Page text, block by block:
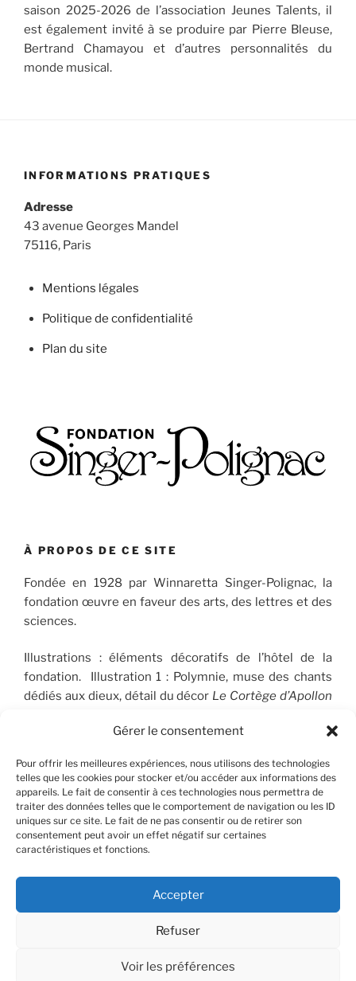
Gérer le consentement
Pour offrir les meilleures expériences, nous utilisons des technologies
telles que les cookies pour stocker et/ou accéder aux informations des
appareils. Le fait de consentir à ces technologies nous permettra de
traiter des données telles que le comportement de navigation ou les ID
uniques sur ce site. Le fait de ne pas consentir ou de retirer son
consentement peut avoir un effet négatif sur certaines
caractéristiques et fonctions.
Accepter
Refuser
Voir les préférences
saison 2025-2026 de l’association Jeunes Talents, il
est également invité à se produire par Pierre Bleuse,
Bertrand Chamayou et d’autres personnalités du
monde musical.
INFORMATIONS PRATIQUES
Adresse
43 avenue Georges Mandel
75116, Paris
Mentions légales
Politique de confidentialité
Plan du site
À PROPOS DE CE SITE
Fondée en 1928 par Winnaretta Singer-Polignac, la
fondation œuvre en faveur des arts, des lettres et des
sciences.
Illustrations : éléments décoratifs de l’hôtel de la
fondation. Illustration 1 : Polymnie, muse des chants
dédiés aux dieux, détail du décor Le Cortège d’Apollon
orne le plafond du Salon de musique. © FSP/OLG
RECHERCHER
Recherche
pour
:
InstagramContact